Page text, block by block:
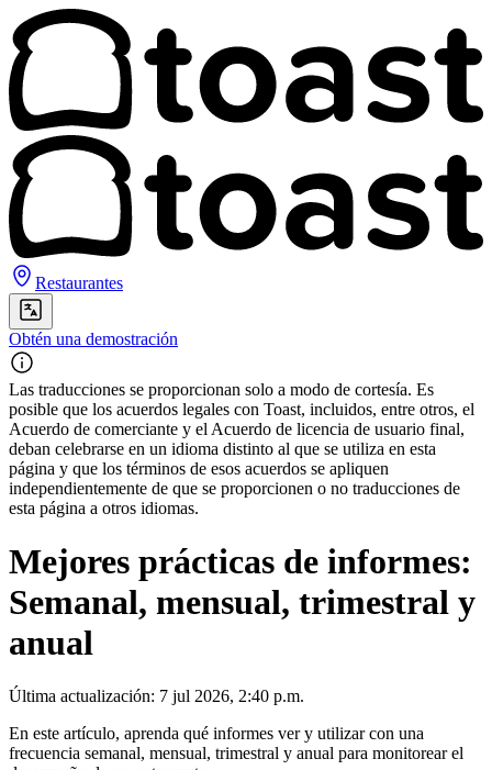
Restaurantes
Obtén una demostración
Las traducciones se proporcionan solo a modo de cortesía. Es
posible que los acuerdos legales con Toast, incluidos, entre otros, el
Acuerdo de comerciante y el Acuerdo de licencia de usuario final,
deban celebrarse en un idioma distinto al que se utiliza en esta
página y que los términos de esos acuerdos se apliquen
independientemente de que se proporcionen o no traducciones de
esta página a otros idiomas.
Mejores prácticas de informes:
Semanal, mensual, trimestral y
anual
Última actualización: 7 jul 2026, 2:40 p.m.
En este artículo, aprenda qué informes ver y utilizar con una
frecuencia semanal, mensual, trimestral y anual para monitorear el